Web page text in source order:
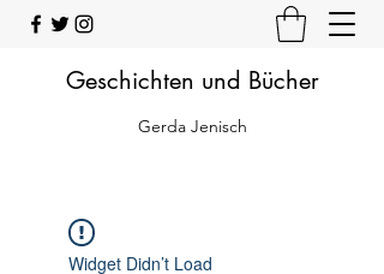
Geschichten und Bücher
Gerda Jenisch
Widget Didn’t Load